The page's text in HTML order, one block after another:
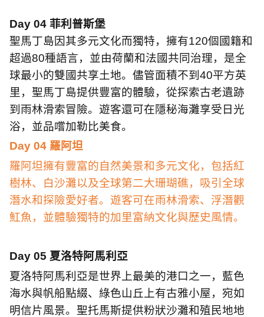
Day 04 菲利普斯堡
聖馬丁島因其多元文化而獨特，擁有120個國籍和
超過80種語言，並由荷蘭和法國共同治理，是全
球最小的雙國共享土地。儘管面積不到 40平方英
里，聖馬丁島提供豐富的體驗，從探索古老遺跡
到雨林滑索冒險。遊客還可在隱秘海灘享受日光
浴，並品嚐加勒比美食。
Day 04 羅阿坦
羅阿坦擁有豐富的自然美景和多元文化，包括紅
樹林、白沙灘以及全球第二大珊瑚礁，吸引全球
潛水和探險愛好者。遊客可在雨林滑索、浮潛觀
魟魚，並體驗獨特的加里富納文化與歷史風情。
Day 05 夏洛特阿馬利亞
夏洛特阿馬利亞是世界上最美的港口之一，藍色
海水與帆船點綴、綠色山丘上有古雅小屋，宛如
明信片風景。聖托馬斯提供粉狀沙灘和殖民地地